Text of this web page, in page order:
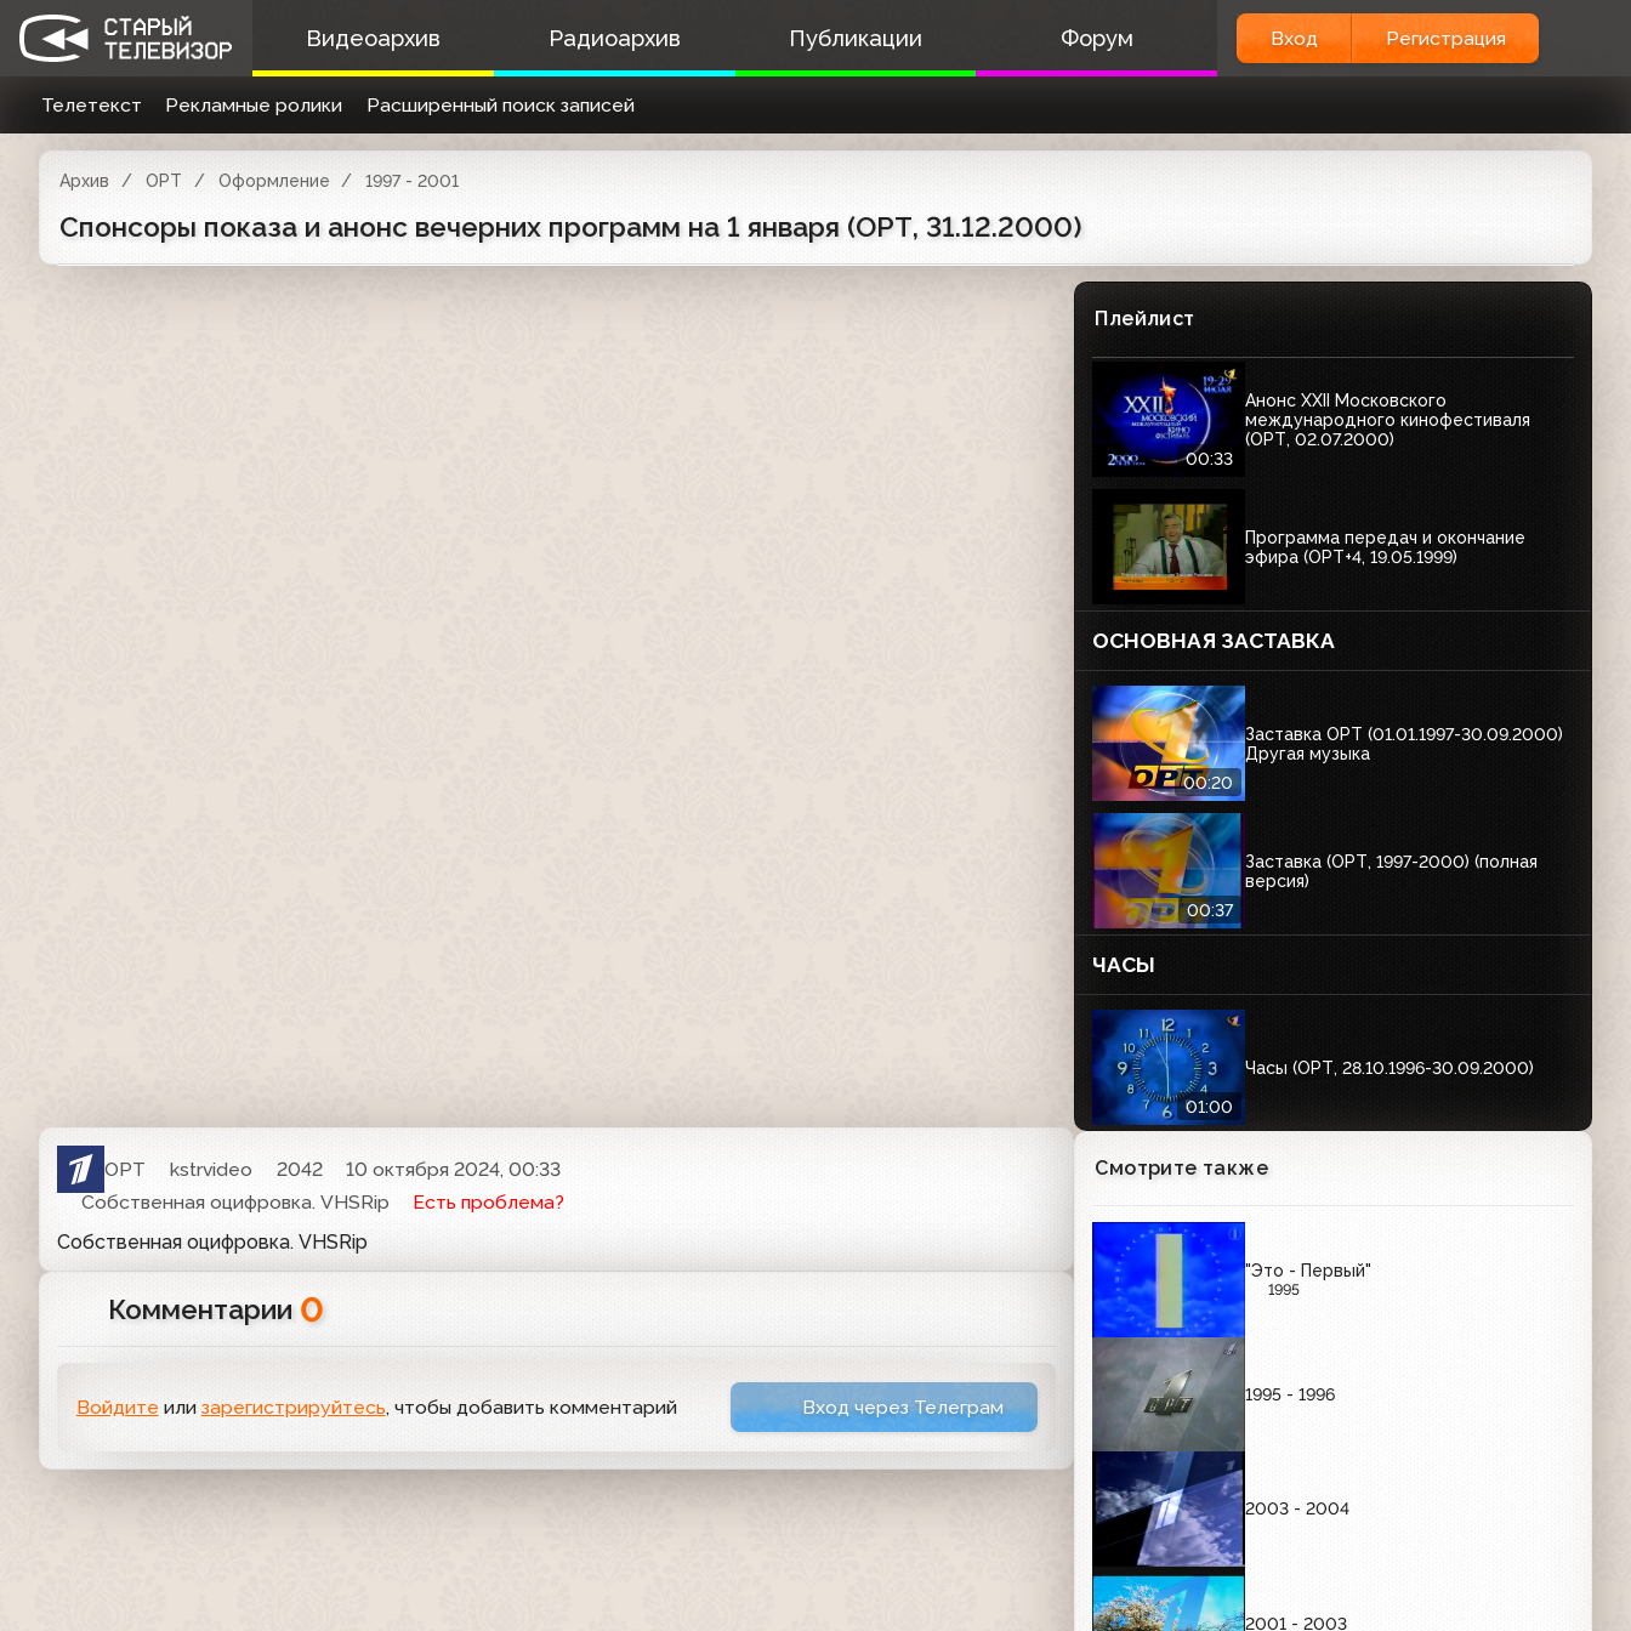
Видеоархив Радиоархив Публикации Форум Вход Регистрация
Телетекст Рекламные ролики Расширенный поиск записей
Архив ОРТ Оформление 1997 - 2001
Спонсоры показа и анонс вечерних программ на 1 января (ОРТ, 31.12.2000)
ОРТ kstrvideo 2042
10 октября 2024, 00:33
Собственная оцифровка. VHSRip
Есть проблема?
Собственная оцифровка. VHSRip
Комментарии 0
Войдите или зарегистрируйтесь, чтобы добавить комментарий Вход через Телеграм
Плейлист
00:33
Анонс XXII Московского
международного кинофестиваля
(ОРТ, 02.07.2000)
Программа передач и окончание
эфира (ОРТ+4, 19.05.1999)
ОСНОВНАЯ ЗАСТАВКА
00:20
Заставка ОРТ (01.01.1997-30.09.2000)
Другая музыка
00:37
Заставка (ОРТ, 1997-2000) (полная
версия)
ЧАСЫ
01:00
Часы (ОРТ, 28.10.1996-30.09.2000)
01:01
Утренние
01:01
РЕКЛАМНЫЕ ЗАСТАВКИ (ЯНВАРЬ-СЕНТЯБРЬ
1997)
00:36
Смотрите также
"Это - Первый"
1995
1995 - 1996
2003 - 2004
2001 - 2003